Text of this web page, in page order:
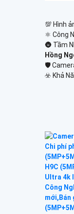
💯 Hình
⚛️ Công
🌚 Tầm
Hồng
🛡
️☣️ Khả